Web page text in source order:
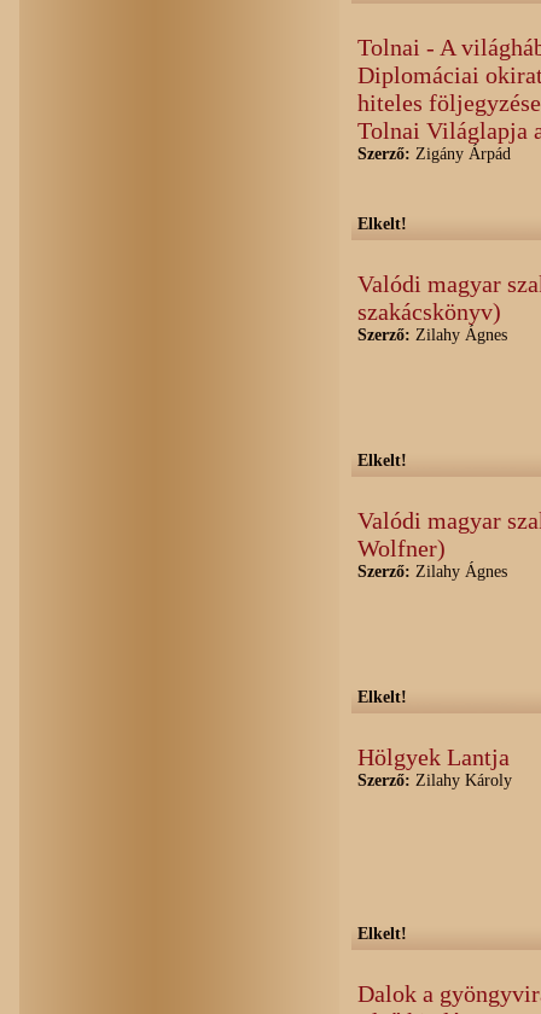
Tolnai - A
Diplomáciai
hiteles
Tolnai Világlapja
Szerző: Zigány Árpád
Elkelt!
Valódi magyar
szakácskönyv)
Szerző: Zilahy Ágnes
Elkelt!
Valódi magyar
Wolfner)
Szerző: Zilahy Ágnes
Elkelt!
Hölgyek Lantja
Szerző: Zilahy Károly
Elkelt!
Dalok a